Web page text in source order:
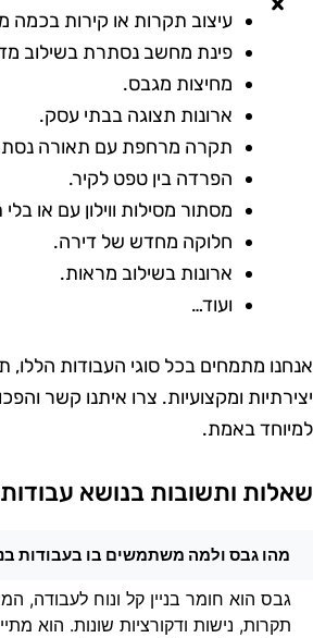
עיצוב תקרות או קירות בכמה
פינת מחשב נסתרת בשילוב
מחיצות מגבס.
ארונות תצוגה בבתי עסק.
תקרה מרחפת עם תאורה
הפרדה בין טפט לקיר.
מסתור מסילות ווילון עם או
חלוקה מחדש של דירה.
ארונות בשילוב מראות.
ועוד…
מתמחים בכל סוגי העבודות הללו,
ומקצועיות. צרו איתנו קשר
באמת.
ותשובות בנושא
מהו גבס ולמה משתמשים בו בעבודות
גבס הוא חומר בניין קל ונוח לעבודה,
תקרות, נישות ודקורציות שונות. הוא